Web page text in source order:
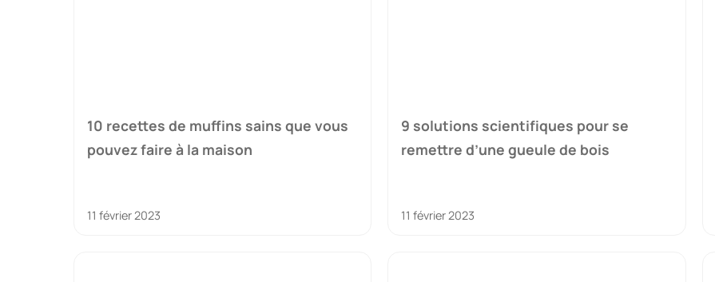
10 recettes de muffins sains que vous
pouvez faire à la maison
11 février 2023
9 solutions scientifiques pour se
remettre d’une gueule de bois
11 février 2023